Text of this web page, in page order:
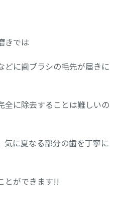
きでは
どに歯ブラシの毛先が届きに
全に除去することは難しいの
気に夏なる部分の歯を丁寧に
とができます!!